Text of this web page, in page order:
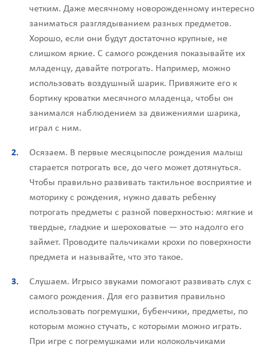
четким. Даже месячному новорожденному интересно
заниматься разглядыванием разных предметов.
Хорошо, если они будут достаточно крупные, не
слишком яркие. С самого рождения показывайте их
младенцу, давайте потрогать. Например, можно
использовать воздушный шарик. Привяжите его к
бортику кроватки месячного младенца, чтобы он
занимался наблюдением за движениями шарика,
играл с ним.
Осязаем. В первые месяцыпосле рождения малыш
старается потрогать все, до чего может дотянуться.
Чтобы правильно развивать тактильное восприятие и
моторику с рождения, нужно давать ребенку
потрогать предметы с разной поверхностью: мягкие и
твердые, гладкие и шероховатые — это надолго его
займет. Проводите пальчиками крохи по поверхности
предмета и называйте, что это такое.
Слушаем. Игрысо звуками помогают развивать слух с
самого рождения. Для его развития правильно
использовать погремушки, бубенчики, предметы, по
которым можно стучать, с которыми можно играть.
При игре с погремушками или колокольчиками